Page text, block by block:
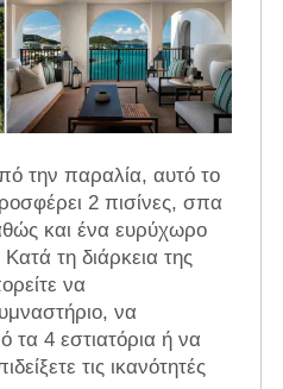
την παραλία, αυτό το
2 πισίνες, σπα
και ένα ευρύχωρο
τη διάρκεια της
να
να
τα 4 εστιατόρια ή να
τις ικανότητές